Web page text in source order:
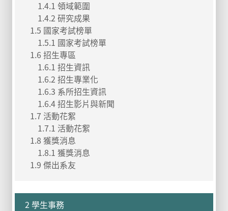
1.4.1 領域範圍
1.4.2 研究成果
1.5 國家考試榜單
1.5.1 國家考試榜單
1.6 招生專區
1.6.1 招生資訊
1.6.2 招生專業化
1.6.3 系所招生資訊
1.6.4 招生影片與新聞
1.7 活動花絮
1.7.1 活動花絮
1.8 獲獎消息
1.8.1 獲獎消息
1.9 傑出系友
2 學生事務